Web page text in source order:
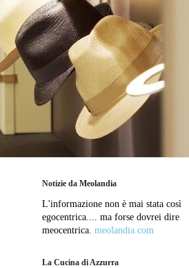
Notizie da Meolandia
L'informazione non è mai stata così
egocentrica.... ma forse dovrei dire
meocentrica. meolandia.com
La Cucina di Azzurra